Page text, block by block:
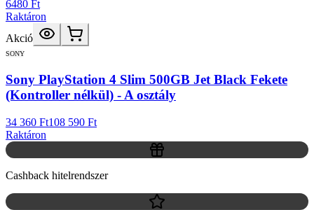
6480 Ft
Raktáron
Akció
SONY
Sony PlayStation 4 Slim 500GB Jet Black Fekete
(Kontroller nélkül) - A osztály
34 360 Ft108 590 Ft
Raktáron
Cashback hitelrendszer